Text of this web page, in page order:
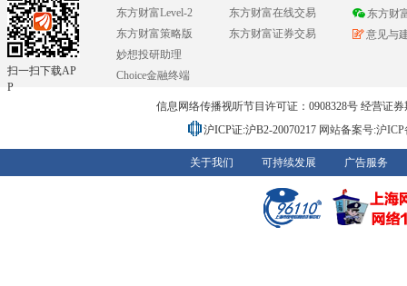
扫一扫下载AP
P
东方财富Level-2
东方财富策略版
妙想投研助理
Choice金融终端
东方财富在线交易
东方财富证券交易
东方财
意见与
信息网络传播视听节目许可证：0908328号 经营证
沪ICP证:沪B2-20070217 网站备案号:沪
关于我们 可持续发展 广告服务